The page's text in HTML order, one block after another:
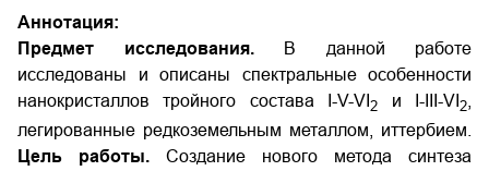
Аннотация:
Предмет исследования.В данной работе
исследованы и описаны спектральные особенности
нанокристаллов тройного состава I-V-VI2 и I-III-VI2
легированные редкоземельным металлом, иттербием.
Цель работы. Создание нового метода синтеза